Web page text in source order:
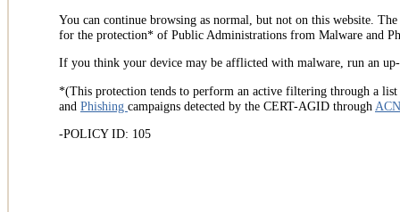
You can continue browsing as normal, but not on this website.
for the protection* of Public Administrations from Malware and
If you think your device may be afflicted with malware, run an
*(This protection tends to perform an active filtering through a
and Phishing campaigns detected by the CERT-AGID through
-POLICY ID: 105